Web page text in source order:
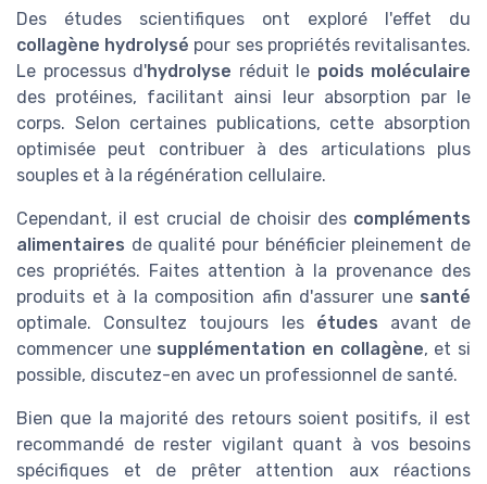
Des études scientifiques ont exploré l'effet du
collagène hydrolysé pour ses propriétés revitalisantes.
Le processus d'hydrolyse réduit le poids moléculaire
des protéines, facilitant ainsi leur absorption par le
corps. Selon certaines publications, cette absorption
optimisée peut contribuer à des articulations plus
souples et à la régénération cellulaire.
Cependant, il est crucial de choisir des compléments
alimentaires de qualité pour bénéficier pleinement de
ces propriétés. Faites attention à la provenance des
produits et à la composition afin d'assurer une santé
optimale. Consultez toujours les études avant de
commencer une supplémentation en collagène, et si
possible, discutez-en avec un professionnel de santé.
Bien que la majorité des retours soient positifs, il est
recommandé de rester vigilant quant à vos besoins
spécifiques et de prêter attention aux réactions